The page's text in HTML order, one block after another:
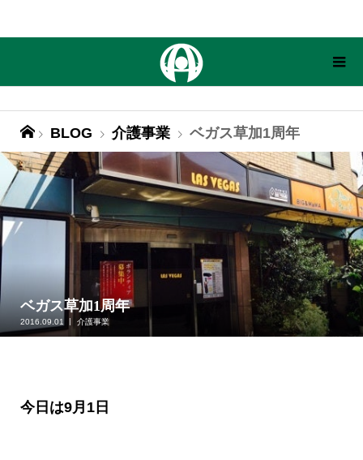
BLOG 介護事業 ベガス草加1周年
ベガス草加1周年
2016.09.01 介護事業
今日は9月 1日